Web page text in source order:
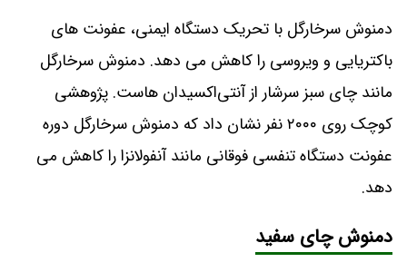
دمنوش سرخارگل با تحریک دستگاه ایمنی، عفونت‌ های
باکتریایی و ویروسی را کاهش می ‌دهد. دمنوش سرخارگل
مانند چای سبز سرشار از آنتی‌اکسیدان ‌هاست. پژوهشی
کوچک روی ۲۰۰۰ نفر نشان داد که دمنوش سرخارگل دوره
عفونت دستگاه تنفسی فوقانی مانند آنفولانزا را کاهش می
‌دهد.
دمنوش چای سفید